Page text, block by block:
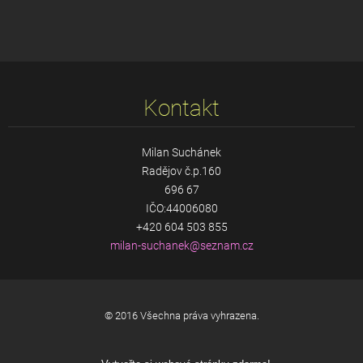
Kontakt
Milan Suchánek
Radějov č.p.160
696 67
IČO:44006080
+420 604 503 855
milan-suchanek@seznam.cz
© 2016 Všechna práva vyhrazena.